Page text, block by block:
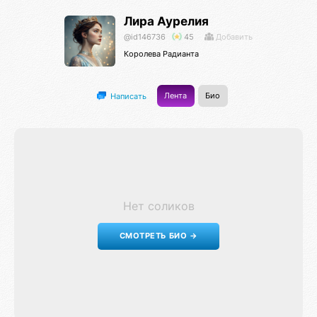
Лира Аурелия
@id146736 45
Добавить
Королева Радианта
Написать Лента Био
Нет соликов
СМОТРЕТЬ БИО →